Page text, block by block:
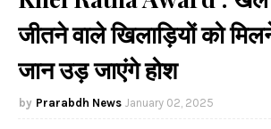
जीतने वाले खिलाड़ियों को
जान उड़ जाएंगे होश
Prarabdh News January 02, 2025